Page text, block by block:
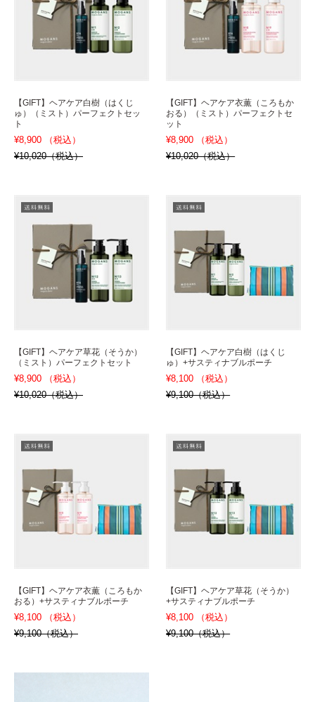
【GIFT】ヘアケア白樹（はくじ
ゅ）（ミスト）パーフェクトセッ
ト
¥8,900 （税込）
¥10,020（税込）
【GIFT】ヘアケア衣薫（ころもか
おる）（ミスト）パーフェクトセ
ット
¥8,900 （税込）
¥10,020（税込）
【GIFT】ヘアケア草花（そうか）
（ミスト）パーフェクトセット
¥8,900 （税込）
¥10,020（税込）
【GIFT】ヘアケア白樹（はくじ
ゅ）+サスティナブルポーチ
¥8,100 （税込）
¥9,100（税込）
【GIFT】ヘアケア衣薫（ころもか
おる）+サスティナブルポーチ
¥8,100 （税込）
¥9,100（税込）
【GIFT】ヘアケア草花（そうか）
+サスティナブルポーチ
¥8,100 （税込）
¥9,100（税込）